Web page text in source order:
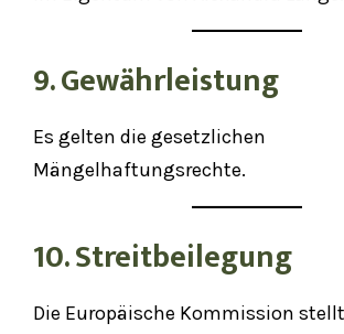
9. Gewährleistung
Es gelten die gesetzlichen
Mängelhaftungsrechte.
10. Streitbeilegung
Die Europäische Kommission